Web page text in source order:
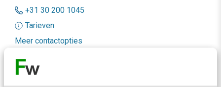
+31 30 200 1045
Tarieven
Meer contactopties
Frankwatching